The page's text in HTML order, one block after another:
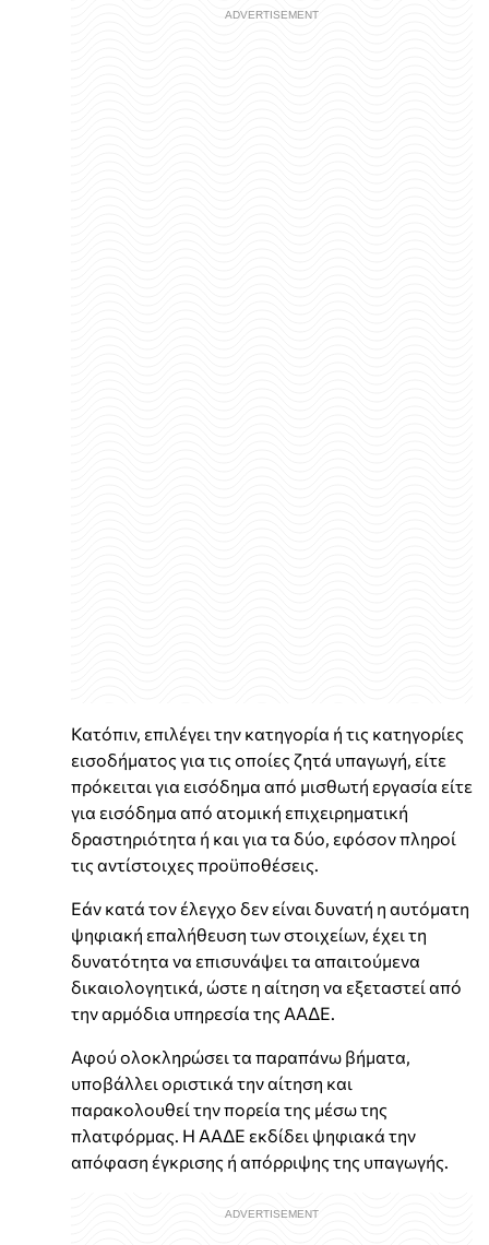
Κατόπιν, επιλέγει την κατηγορία ή τις κατηγορίες
εισοδήματος για τις οποίες ζητά υπαγωγή, είτε
πρόκειται για εισόδημα από μισθωτή εργασία είτε
για εισόδημα από ατομική επιχειρηματική
δραστηριότητα ή και για τα δύο, εφόσον πληροί
τις αντίστοιχες προϋποθέσεις.
Εάν κατά τον έλεγχο δεν είναι δυνατή η αυτόματη
ψηφιακή επαλήθευση των στοιχείων, έχει τη
δυνατότητα να επισυνάψει τα απαιτούμενα
δικαιολογητικά, ώστε η αίτηση να εξεταστεί από
την αρμόδια υπηρεσία της ΑΑΔΕ.
Αφού ολοκληρώσει τα παραπάνω βήματα,
υποβάλλει οριστικά την αίτηση και
παρακολουθεί την πορεία της μέσω της
πλατφόρμας. Η ΑΑΔΕ εκδίδει ψηφιακά την
απόφαση έγκρισης ή απόρριψης της υπαγωγής.